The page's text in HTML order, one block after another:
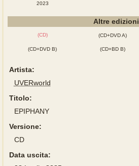
2023
Altre edizioni
(CD) (CD+DVD A)
(CD+DVD B) (CD+BD B)
Artista:
UVERworld
Titolo:
EPIPHANY
Versione:
CD
Data uscita: